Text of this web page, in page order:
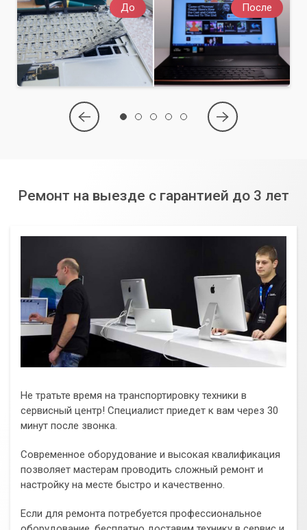
До После
Ремонт на выезде с гарантией до 3 лет
Не тратьте время на транспортировку техники в
сервисный центр! Специалист приедет к вам через 30
минут после звонка.
Современное оборудование и высокая квалификация
позволяет мастерам проводить сложный ремонт и
настройку на месте быстро и качественно.
Если для ремонта потребуется профессиональное